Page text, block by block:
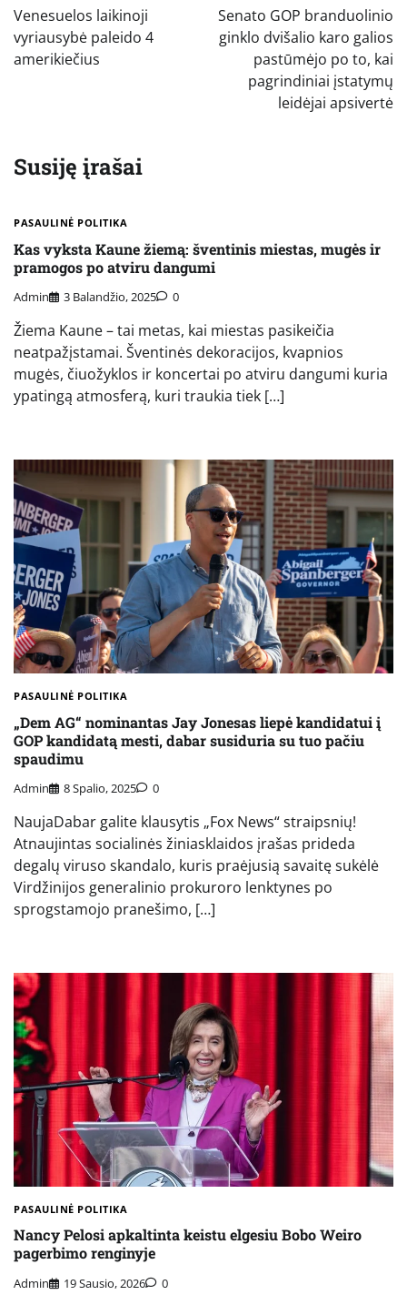
tarp
įrašų
Venesuelos laikinoji
vyriausybė paleido 4
amerikiečius
Senato GOP branduolinio
ginklo dvišalio karo galios
pastūmėjo po to, kai
pagrindiniai įstatymų
leidėjai apsivertė
Susiję įrašai
PASAULINĖ POLITIKA
Kas vyksta Kaune žiemą: šventinis miestas, mugės ir
pramogos po atviru dangumi
Admin 3 Balandžio, 2025 0
Žiema Kaune – tai metas, kai miestas pasikeičia
neatpažįstamai. Šventinės dekoracijos, kvapnios
mugės, čiuožyklos ir koncertai po atviru dangumi kuria
ypatingą atmosferą, kuri traukia tiek […]
PASAULINĖ POLITIKA
„Dem AG“ nominantas Jay Jonesas liepė kandidatui į
GOP kandidatą mesti, dabar susiduria su tuo pačiu
spaudimu
Admin 8 Spalio, 2025 0
NaujaDabar galite klausytis „Fox News“ straipsnių!
Atnaujintas socialinės žiniasklaidos įrašas prideda
degalų viruso skandalo, kuris praėjusią savaitę sukėlė
Virdžinijos generalinio prokuroro lenktynes ​​po
sprogstamojo pranešimo, […]
PASAULINĖ POLITIKA
Nancy Pelosi apkaltinta keistu elgesiu Bobo Weiro
pagerbimo renginyje
Admin 19 Sausio, 2026 0